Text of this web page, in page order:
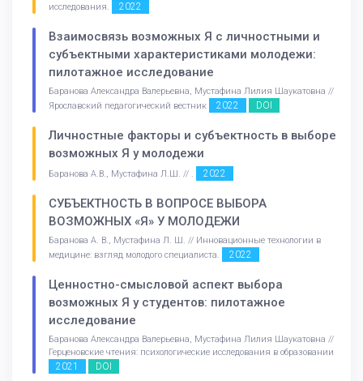
исследования.
2022
Взаимосвязь возможных Я с личностными и
субъектными характеристиками молодежи:
пилотажное исследование
Баранова Александра Валерьевна, Мустафина Лилия Шаукатовна //
Ярославский педагогический вестник
2022 DOI
Личностные факторы и субъектность в выборе
возможных Я у молодежи
Баранова А.В., Мустафина Л.Ш. // . 2022
СУБЪЕКТНОСТЬ В ВОПРОСЕ ВЫБОРА
ВОЗМОЖНЫХ «Я» У МОЛОДЕЖИ
Баранова А. В., Мустафина Л. Ш. // Инновационные технологии в
медицине: взгляд молодого специалиста.
2022
Ценностно-смысловой аспект выбора
возможных Я у студентов: пилотажное
исследование
Баранова Александра Валерьевна, Мустафина Лилия Шаукатовна //
Герценовские чтения: психологические исследования в образовании
2021 DOI